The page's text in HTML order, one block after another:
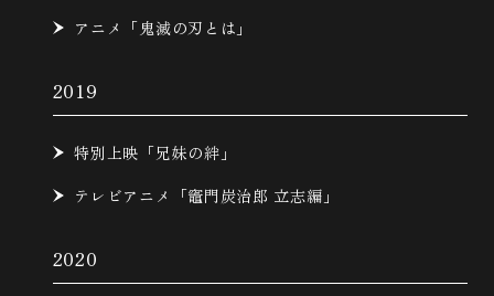
アニメ「鬼滅の刃とは」
2019
特別上映「兄妹の絆」
テレビアニメ「竈門炭治郎 立志編」
2020